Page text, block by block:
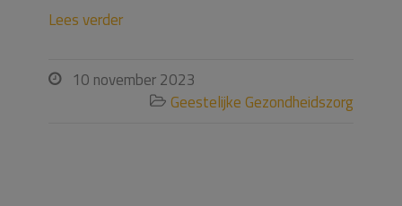
Lees verder
 10 november 2023
 Geestelijke Gezondheidszorg